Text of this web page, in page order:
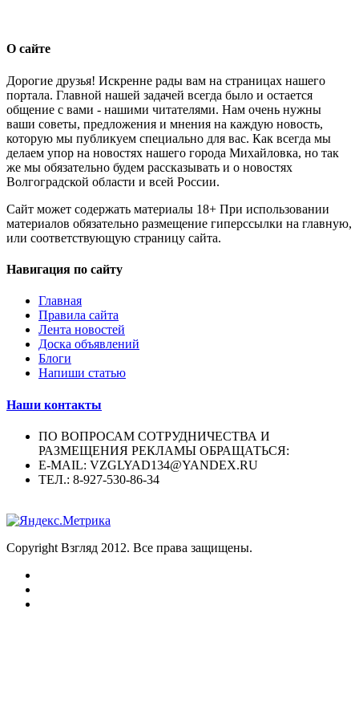
О сайте
Дорогие друзья! Искренне рады вам на страницах нашего
портала. Главной нашей задачей всегда было и остается
общение с вами - нашими читателями. Нам очень нужны
ваши советы, предложения и мнения на каждую новость,
которую мы публикуем специально для вас. Как всегда мы
делаем упор на новостях нашего города Михайловка, но так
же мы обязательно будем рассказывать и о новостях
Волгоградской области и всей России.
Сайт может содержать материалы 18+ При использовании
материалов обязательно размещение гиперссылки на главную,
или соответствующую страницу сайта.
Навигация по сайту
Главная
Правила сайта
Лента новостей
Доска объявлений
Блоги
Напиши статью
Наши контакты
ПО ВОПРОСАМ СОТРУДНИЧЕСТВА И
РАЗМЕЩЕНИЯ РЕКЛАМЫ ОБРАЩАТЬСЯ:
E-MAIL: VZGLYAD134@YANDEX.RU
ТЕЛ.: 8-927-530-86-34
Copyright Взгляд 2012. Все права защищены.